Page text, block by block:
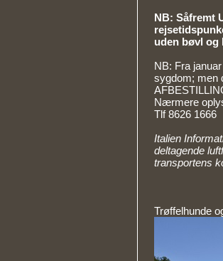
NB: Såfremt
uden bøvl og
NB: Fra
sygdom; men
Nærmere
Tlf 8626 1666
Italien
deltagende
transportens
Trøffelhunde